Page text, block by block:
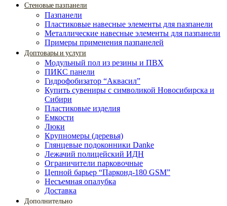
Стеновые пазпанели
Пазпанели
Пластиковые навесные элементы для пазпанели
Металлические навесные элементы для пазпанели
Примеры применения пазпанелей
Доптовары и услуги
Модульный пол из резины и ПВХ
ПИКС панели
Гидрофобизатор “Аквасил”
Купить сувениры с символикой Новосибирска и
Сибири
Пластиковые изделия
Емкости
Люки
Крупномеры (деревья)
Глянцевые подоконники Danke
Лежачий полицейский ИДН
Ограничители парковочные
Цепной барьер “Парконд-180 GSM”
Несъемная опалубка
Доставка
Дополнительно